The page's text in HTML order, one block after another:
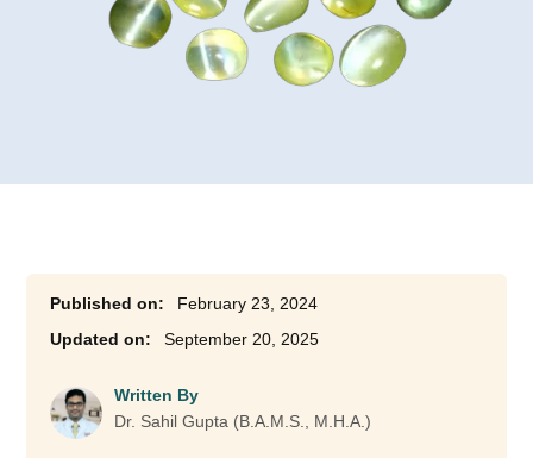
February 23, 2024
September 20, 2025
Written By
Dr. Sahil Gupta (B.A.M.S., M.H.A.)